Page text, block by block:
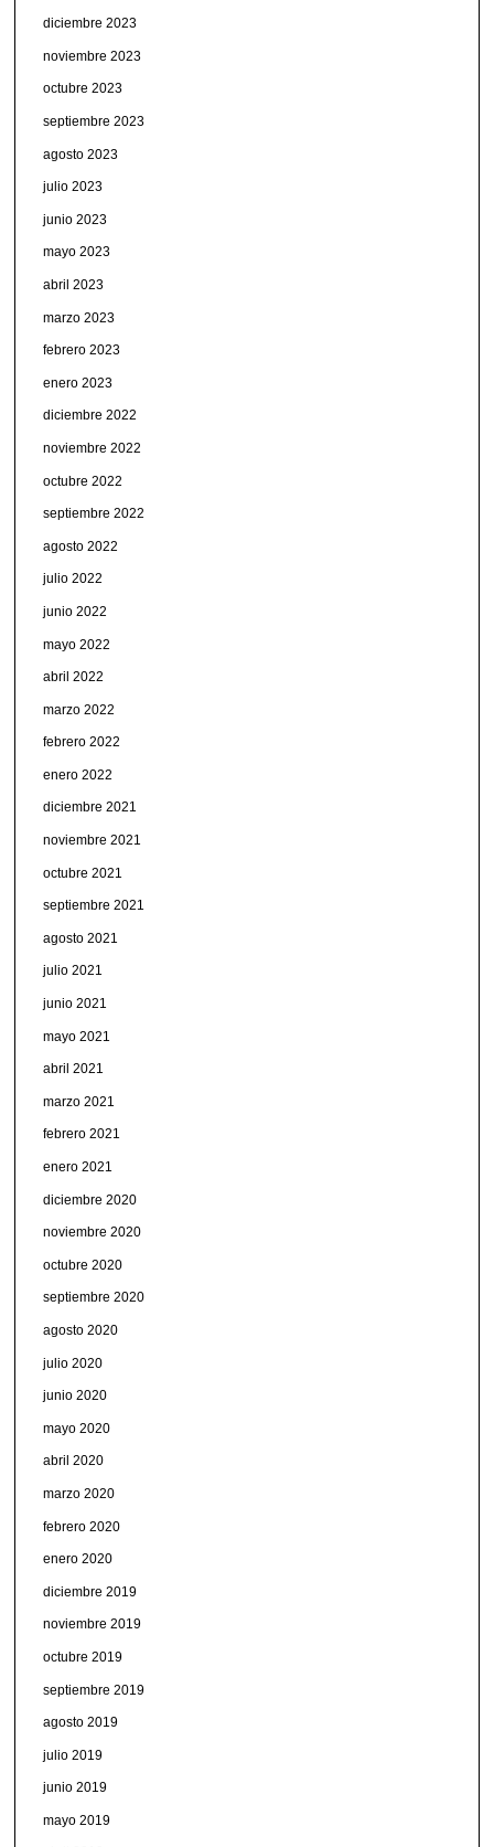
diciembre 2023
noviembre 2023
octubre 2023
septiembre 2023
agosto 2023
julio 2023
junio 2023
mayo 2023
abril 2023
marzo 2023
febrero 2023
enero 2023
diciembre 2022
noviembre 2022
octubre 2022
septiembre 2022
agosto 2022
julio 2022
junio 2022
mayo 2022
abril 2022
marzo 2022
febrero 2022
enero 2022
diciembre 2021
noviembre 2021
octubre 2021
septiembre 2021
agosto 2021
julio 2021
junio 2021
mayo 2021
abril 2021
marzo 2021
febrero 2021
enero 2021
diciembre 2020
noviembre 2020
octubre 2020
septiembre 2020
agosto 2020
julio 2020
junio 2020
mayo 2020
abril 2020
marzo 2020
febrero 2020
enero 2020
diciembre 2019
noviembre 2019
octubre 2019
septiembre 2019
agosto 2019
julio 2019
junio 2019
mayo 2019